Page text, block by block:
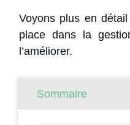
Voyons plus en détail
place dans la
l’améliorer.
Sommaire